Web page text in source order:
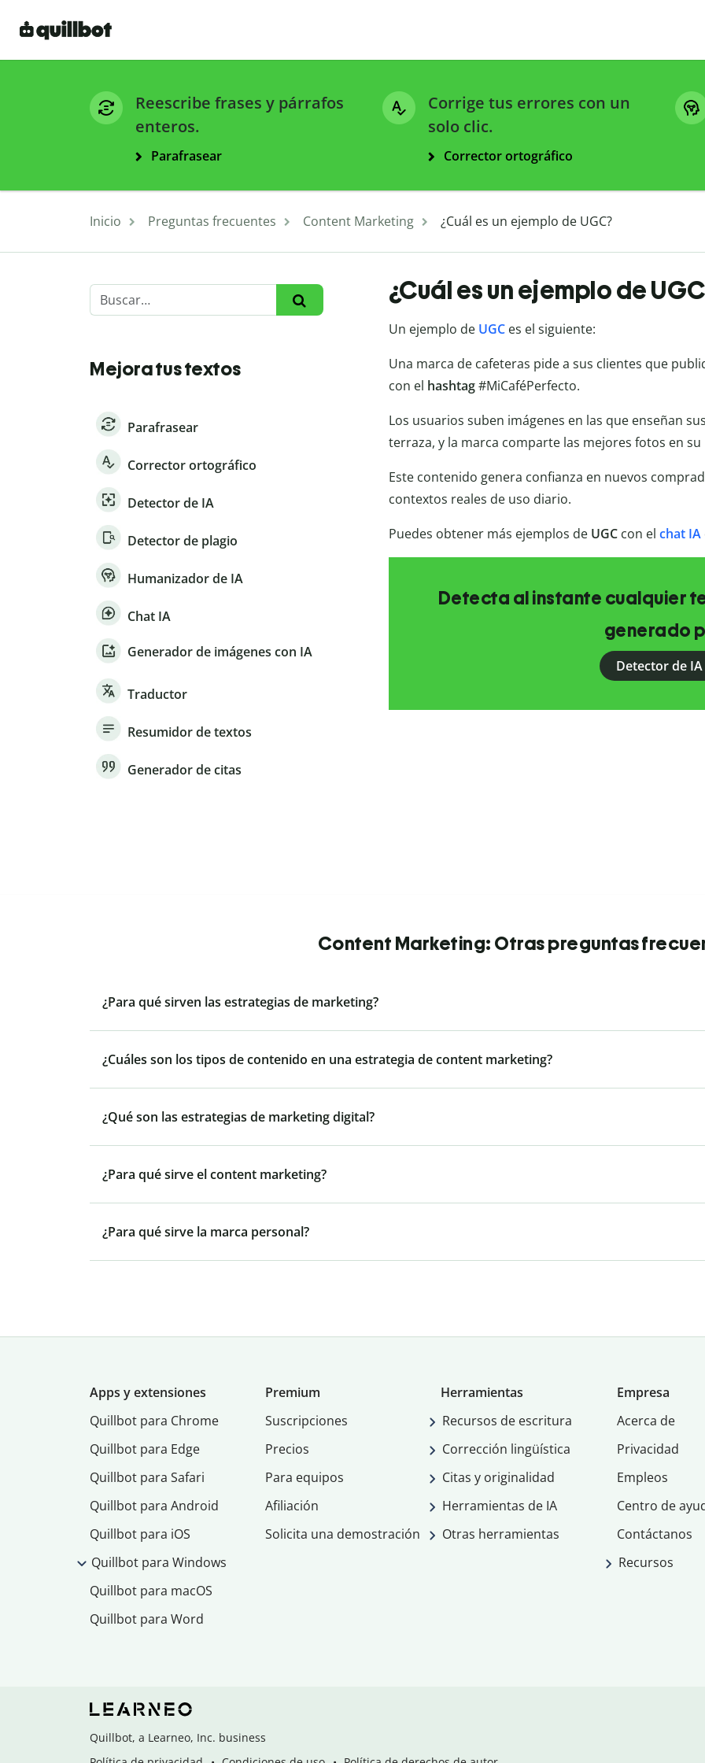
Reescribe frases y párrafos
enteros.
Parafrasear
Corrige tus errores con un
solo clic.
Corrector ortográfico
Inicio Preguntas frecuentes Content Marketing ¿Cuál es un ejemplo de UGC?
Mejora tus textos
Parafrasear
Corrector ortográfico
Detector de IA
Detector de plagio
Humanizador de IA
Chat IA
Generador de imágenes con IA
Traductor
Resumidor de textos
Generador de citas
¿Cuál es un ejemplo de
Un ejemplo de UGCes el siguiente:
Una marca de cafeteras pide a sus clientes que
con el hashtag#MiCaféPerfecto.
Los usuarios suben imágenes en las que enseñan
terraza, y la marca comparte las mejores fotos en
Este contenido genera confianza en nuevos
contextos reales de uso diario.
Puedes obtener más ejemplos de UGCcon el chat IA
Detecta al instante cualquier
generado
Detector de
Content Marketing: Otras preguntas
¿Para qué sirven las estrategias de marketing?
¿Cuáles son los tipos de contenido en una estrategia de content marketing?
¿Qué son las estrategias de marketing digital?
¿Para qué sirve el content marketing?
¿Para qué sirve la marca personal?
Apps y extensiones
Quillbot para Chrome
Quillbot para Edge
Quillbot para Safari
Quillbot para Android
Quillbot para iOS
Quillbot para Windows
Quillbot para macOS
Quillbot para Word
Premium
Suscripciones
Precios
Para equipos
Afiliación
Solicita una demostración
Herramientas
Recursos de escritura
Corrección lingüística
Citas y originalidad
Herramientas de IA
Otras herramientas
Empresa
Acerca de
Privacidad
Empleos
Centro de
Contáctanos
Recursos
Quillbot, a Learneo, Inc. business